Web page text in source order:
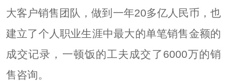
大客户销售团队，做到一年20多亿人民币，也
建立了个人职业生涯中最大的单笔销售金额的
成交记录，一顿饭的工夫成交了6000万的销
售咨询。